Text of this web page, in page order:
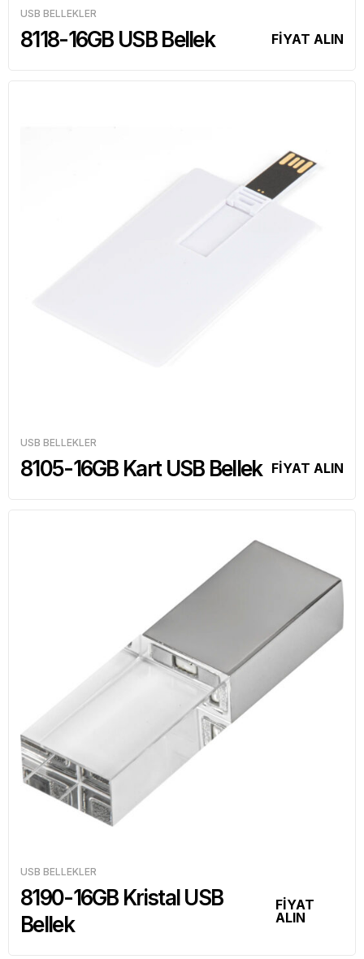
USB BELLEKLER
8118-16GB USB Bellek FİYAT ALIN
USB BELLEKLER
8105-16GB Kart USB Bellek FİYAT ALIN
USB BELLEKLER
8190-16GB Kristal USB
Bellek
FİYAT
ALIN